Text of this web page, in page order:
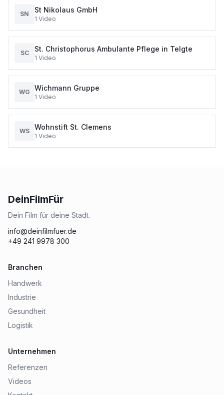
SN St Nikolaus GmbH
1 Video
SC St. Christophorus Ambulante Pflege in Telgte
1 Video
WG Wichmann Gruppe
1 Video
WS Wohnstift St. Clemens
1 Video
DeinFilmFür
Dein Film für deine Stadt.
info@deinfilmfuer.de
+49 241 9978 300
Branchen
Handwerk
Industrie
Gesundheit
Logistik
Unternehmen
Referenzen
Videos